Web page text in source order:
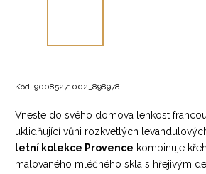
Kód: 90085271002_898978
Vneste do svého domova lehkost
uklidňující vůni rozkvetlých
letní kolekce Provence kombinuje
malovaného mléčného skla s hřejivým